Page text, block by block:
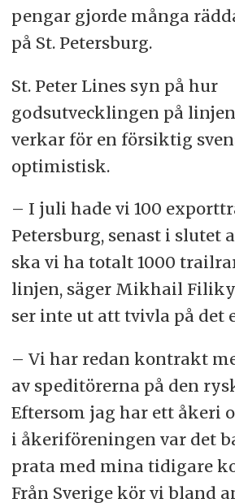
pengar gjorde många
på St. Petersburg.
St. Peter Lines syn på hur
godsutvecklingen på
verkar för en försiktig
optimistisk.
– I juli hade vi 100
Petersburg, senast i slutet
ska vi ha totalt 1000
linjen, säger Mikhail
ser inte ut att tvivla på det
– Vi har redan kontrakt
av speditörerna på den
Eftersom jag har ett åkeri
i åkeriföreningen var det
prata med mina tidigare
Från Sverige kör vi bland